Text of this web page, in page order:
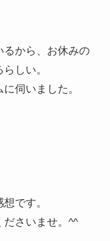
から、お休みの
しい。
伺いました。
です。
ださいませ。^^